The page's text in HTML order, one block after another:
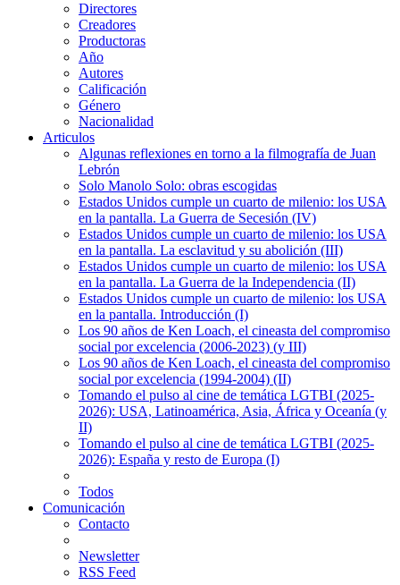
Directores
Creadores
Productoras
Año
Autores
Calificación
Género
Nacionalidad
Articulos
Algunas reflexiones en torno a la filmografía de Juan
Lebrón
Solo Manolo Solo: obras escogidas
Estados Unidos cumple un cuarto de milenio: los USA
en la pantalla. La Guerra de Secesión (IV)
Estados Unidos cumple un cuarto de milenio: los USA
en la pantalla. La esclavitud y su abolición (III)
Estados Unidos cumple un cuarto de milenio: los USA
en la pantalla. La Guerra de la Independencia (II)
Estados Unidos cumple un cuarto de milenio: los USA
en la pantalla. Introducción (I)
Los 90 años de Ken Loach, el cineasta del compromiso
social por excelencia (2006-2023) (y III)
Los 90 años de Ken Loach, el cineasta del compromiso
social por excelencia (1994-2004) (II)
Tomando el pulso al cine de temática LGTBI (2025-
2026): USA, Latinoamérica, Asia, África y Oceanía (y
II)
Tomando el pulso al cine de temática LGTBI (2025-
2026): España y resto de Europa (I)
Todos
Comunicación
Contacto
Newsletter
RSS Feed